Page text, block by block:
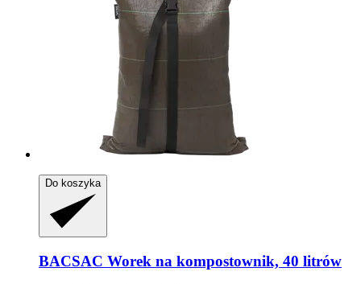
Do koszyka
BACSAC Worek na kompostownik, 40 litrów